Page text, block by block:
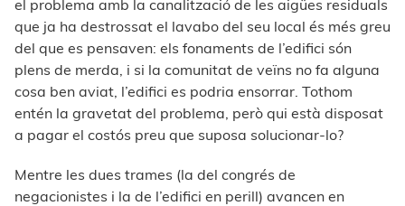
el problema amb la canalització de les aigües residuals
que ja ha destrossat el lavabo del seu local és més greu
del que es pensaven: els fonaments de l’edifici són
plens de merda, i si la comunitat de veïns no fa alguna
cosa ben aviat, l’edifici es podria ensorrar. Tothom
entén la gravetat del problema, però qui està disposat
a pagar el costós preu que suposa solucionar-lo?
Mentre les dues trames (la del congrés de
negacionistes i la de l’edifici en perill) avancen en